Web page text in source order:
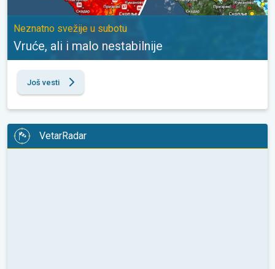
Neznatno svežije u subotu
Vruće, ali i malo nestabilnije
Još vesti
VetarRadar